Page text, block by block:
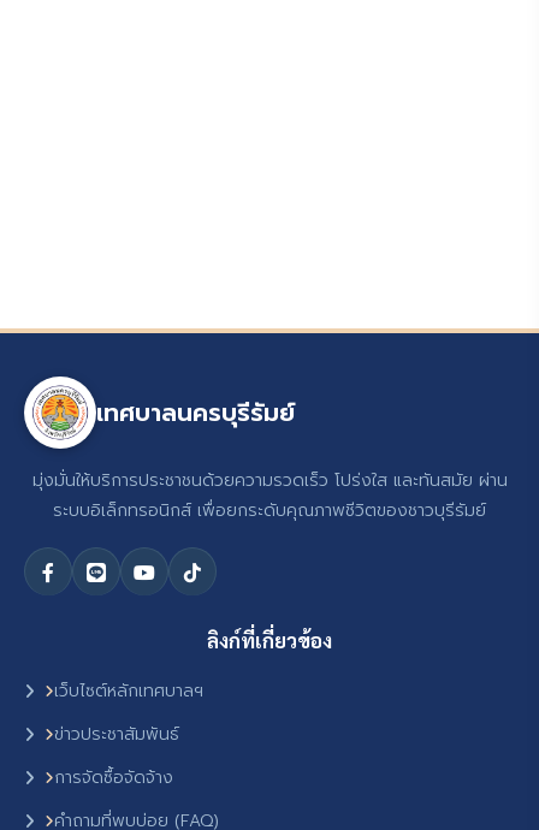
เทศบาลนครบุรีรัมย์
มุ่งมั่นให้บริการประชาชนด้วยความรวดเร็ว โปร่งใส และทันสมัย ผ่าน
ระบบอิเล็กทรอนิกส์ เพื่อยกระดับคุณภาพชีวิตของชาวบุรีรัมย์
ลิงก์ที่เกี่ยวข้อง
เว็บไซต์หลักเทศบาลฯ
ข่าวประชาสัมพันธ์
การจัดซื้อจัดจ้าง
คำถามที่พบบ่อย (FAQ)